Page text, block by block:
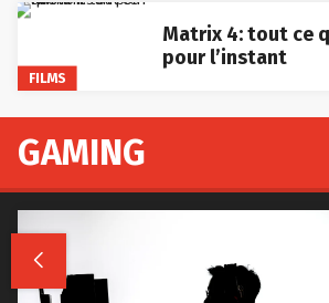
FILMS
Matrix 4: tout ce
pour l’instant
GAMING
